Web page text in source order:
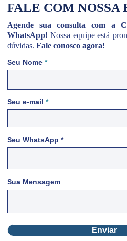
FALE COM NOSSA
Agende sua consulta com a
WhatsApp! Nossa equipe está
dúvidas. Fale conosco agora!
Seu Nome
Seu e-mail
Seu WhatsApp
Sua Mensagem
Enviar